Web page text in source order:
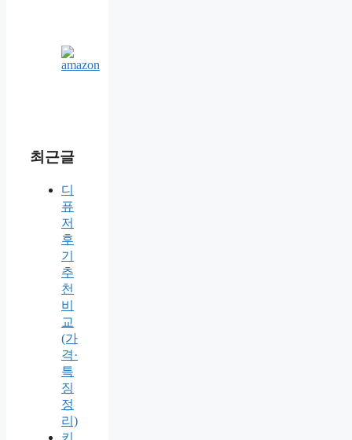
최근글
디
퓨
저
후
기
추
천
비
교
(가
격·
특
징
정
리)
키